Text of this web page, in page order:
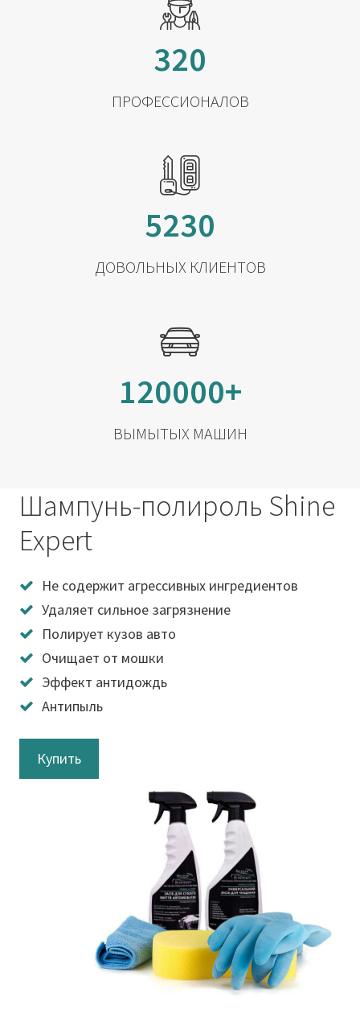
320
ПРОФЕССИОНАЛОВ
5230
ДОВОЛЬНЫХ КЛИЕНТОВ
120000+
ВЫМЫТЫХ МАШИН
Шампунь-полироль Shine
Expert
Не содержит агрессивных ингредиентов
Удаляет сильное загрязнение
Полирует кузов авто
Очищает от мошки
Эффект антидождь
Антипыль
Купить